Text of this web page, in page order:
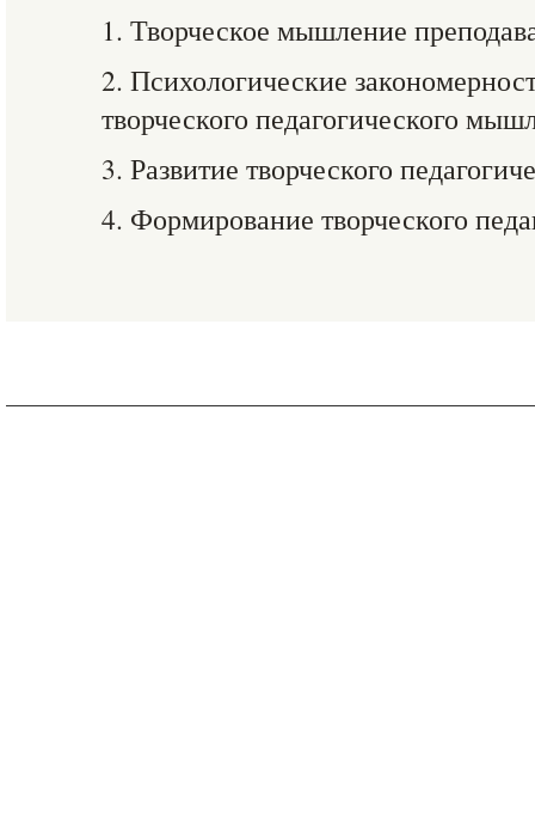
1. Творческое мышление
2. Психологические
творческого педагогического
3. Развитие творческого
4. Формирование творческого